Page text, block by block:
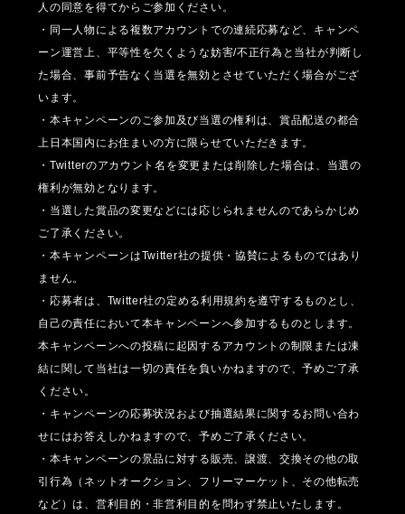
人の同意を得てからご参加ください。
・同一人物による複数アカウントでの連続応募など、キャンペ
ーン運営上、平等性を欠くような妨害/不正行為と当社が判断し
た場合、事前予告なく当選を無効とさせていただく場合がござ
います。
・本キャンペーンのご参加及び当選の権利は、賞品配送の都合
上日本国内にお住まいの方に限らせていただきます。
・Twitterのアカウント名を変更または削除した場合は、当選の
権利が無効となります。
・当選した賞品の変更などには応じられませんのであらかじめ
ご了承ください。
・本キャンペーンはTwitter社の提供・協賛によるものではあり
ません。
・応募者は、Twitter社の定める利用規約を遵守するものとし、
自己の責任において本キャンペーンへ参加するものとします。
本キャンペーンへの投稿に起因するアカウントの制限または凍
結に関して当社は一切の責任を負いかねますので、予めご了承
ください。
・キャンペーンの応募状況および抽選結果に関するお問い合わ
せにはお答えしかねますので、予めご了承ください。
・本キャンペーンの景品に対する販売、譲渡、交換その他の取
引行為（ネットオークション、フリーマーケット、その他転売
など）は、営利目的・非営利目的を問わず禁止いたします。